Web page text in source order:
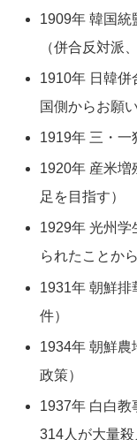
1909年 韓国統
（併合反対派
1910年 日韓併
国側からお願
1919年 三・一
1920年 産米増
足を目指す）
1929年 光州学
られたことか
1931年 朝鮮排
件）
1934年 朝鮮農
政策）
1937年 白白教
314人が大量殺